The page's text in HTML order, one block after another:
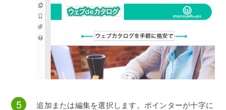
追加または編集を選択します。ポインターが十字に